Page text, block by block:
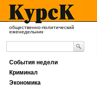
общественно-политический
еженедельник
События недели
Криминал
Экономика